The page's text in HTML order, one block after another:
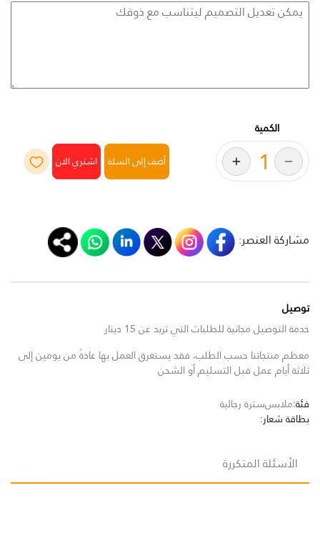
الكمية
أضف إلى السلة
مشاركة العنصر:
توصيل
خدمة التوصيل مجانية للطلبات التي تزيد عن 15 دينار
معظم منتجاتنا حسب الطلب، فقد يستغرق العمل بها عادةً من يومين إلى
ثلاثة أيام عمل قبل التسليم أو الشحن
فئة:ملابسسترة رجالية
بطاقة شعار:
الأسئلة المتكررة